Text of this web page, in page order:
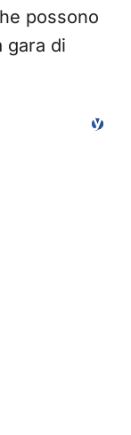
possono
gara di